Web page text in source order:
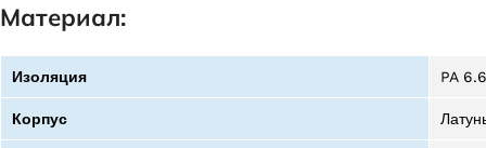
Материал:
Изоляция PA 6.6
Корпус